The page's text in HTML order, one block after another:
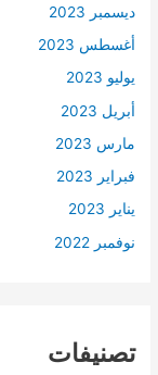
ديسمبر 2023
أغسطس 2023
يوليو 2023
أبريل 2023
مارس 2023
فبراير 2023
يناير 2023
نوفمبر 2022
تصنيفات